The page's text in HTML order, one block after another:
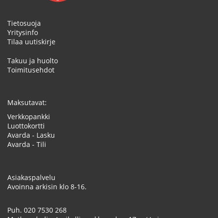
Tietosuoja
Yritysinfo
Tilaa uutiskirje
Takuu ja huolto
Toimitusehdot
Maksutavat:
Verkkopankki
Luottokortti
Avarda - Lasku
Avarda - Tili
Asiakaspalvelu
Avoinna arkisin klo 8-16.
Puh. 020 7530 268